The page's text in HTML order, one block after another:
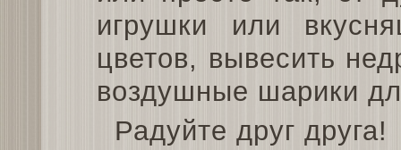
игрушки или
цветов, вывесить
воздушные шарики
Радуйте друг друга!